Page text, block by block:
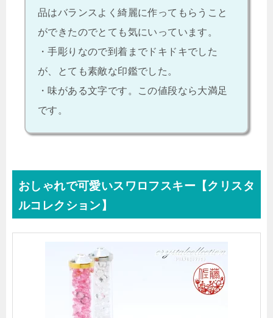
品はバランスよく綺麗に作ってもらうこと
ができたのでとても気にいっています。
・手彫りなので到着までドキドキでした
が、とても素敵な印鑑でした。
・味がある文字です。この値段なら大満足
です。
おしゃれで可愛いスワロフスキー【クリスタ
ルコレクション】